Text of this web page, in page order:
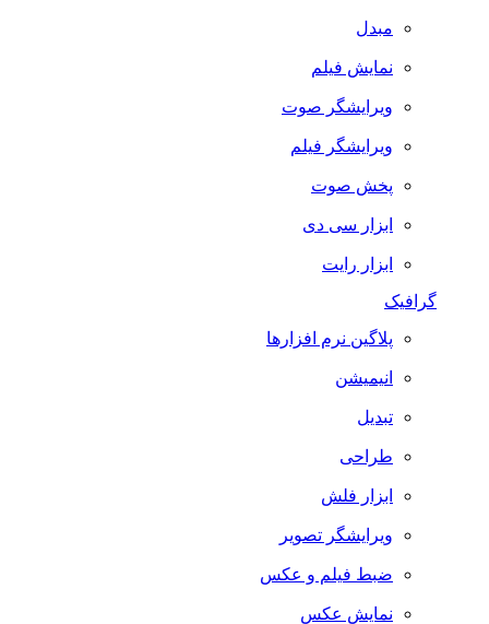
مبدل
نمایش فیلم
ویرایشگر صوت
ویرایشگر فیلم
پخش صوت
ابزار سی دی
ابزار رایت
گرافیک
پلاگین نرم افزارها
انیمیشن
تبدیل
طراحی
ابزار فلش
ویرایشگر تصویر
ضبط فيلم و عكس
نمایش عکس